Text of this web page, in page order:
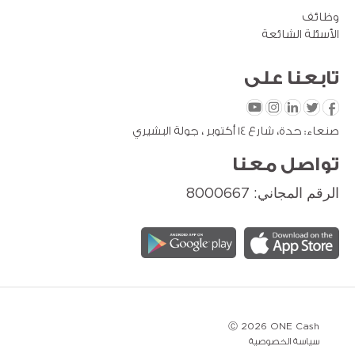
وظائف
الأسئلة الشائعة
تابعنا على
صنعاء: حدة، شارع 14 أكتوبر ، جولة البشيري
تواصل معنا
الرقم المجاني: 8000667
Ⓒ 2026 ONE Cash
سياسة الخصوصية